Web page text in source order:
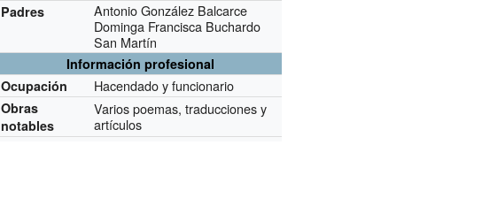
Padres
Antonio González Balcarce
Dominga Francisca Buchardo
San Martín
Información profesional
Ocupación
Hacendado y funcionario
Obras
notables
Varios poemas, traducciones y
artículos